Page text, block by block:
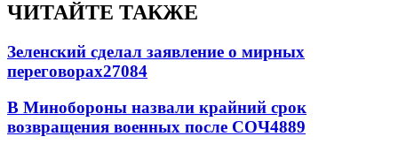
ЧИТАЙТЕ ТАКЖЕ
Зеленский сделал заявление о мирных
переговорах27084
В Минобороны назвали крайний срок
возвращения военных после СОЧ4889